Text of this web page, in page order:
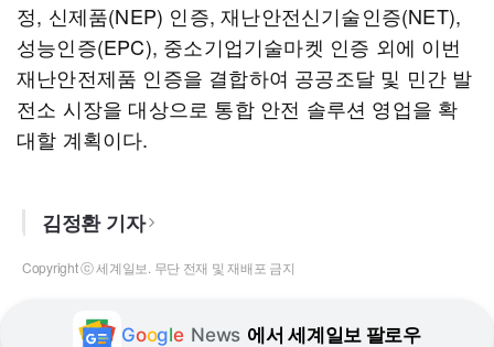
정, 신제품(NEP) 인증, 재난안전신기술인증(NET),
성능인증(EPC), 중소기업기술마켓 인증 외에 이번
재난안전제품 인증을 결합하여 공공조달 및 민간 발
전소 시장을 대상으로 통합 안전 솔루션 영업을 확
대할 계획이다.
김정환 기자
Copyright ⓒ 세계일보. 무단 전재 및 재배포 금지
Google News 에서 세계일보 팔로우